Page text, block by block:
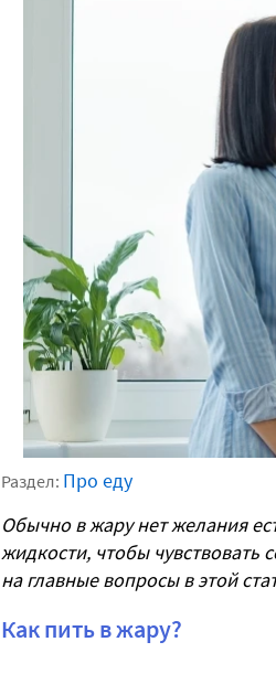
Раздел: Про еду
Обычно в жару нет желания
жидкости, чтобы
на главные вопросы в этой
Как пить в жару?